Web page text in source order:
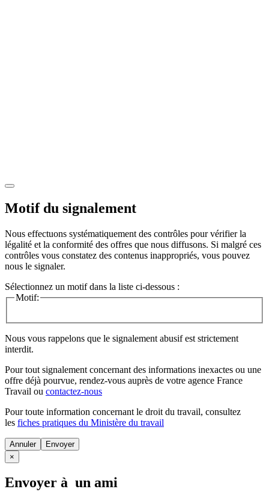
Motif du signalement
Nous effectuons systématiquement des contrôles pour vérifier la
légalité et la conformité des offres que nous diffusons. Si malgré ces
contrôles vous constatez des contenus inappropriés, vous pouvez
nous le signaler.
Sélectionnez un motif dans la liste ci-dessous :
Motif:
Nous vous rappelons que le signalement abusif est strictement
interdit.
Pour tout signalement concernant des informations inexactes ou une
offre déjà pourvue, rendez-vous auprès de votre agence France
Travail ou contactez-nous
Pour toute information concernant le droit du travail, consultez
les fiches pratiques du Ministère du travail
Annuler
×
Envoyer à un ami